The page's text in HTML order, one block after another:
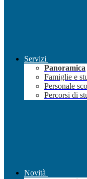
Servizi
Panoramica
Famiglie e
Personale
Percorsi di
Novità